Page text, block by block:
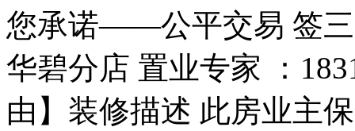
您承诺——公平交易 签三
华碧分店 置业专家 ：
由】装修描述 此房业主